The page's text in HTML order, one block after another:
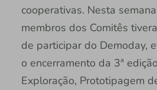
cooperativas. Nesta
membros dos Comitês
de participar do Demoday,
o encerramento da 3ª
Exploração, Prototipagem